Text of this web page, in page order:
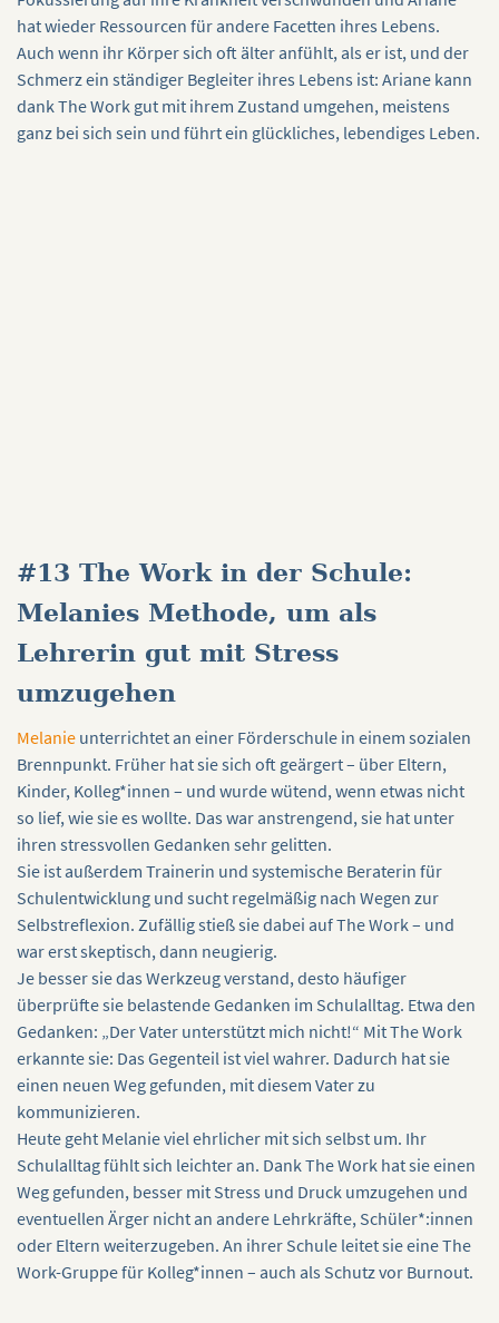
hat wieder Ressourcen für andere Facetten ihres Lebens.
Auch wenn ihr Körper sich oft älter anfühlt, als er ist, und der
Schmerz ein ständiger Begleiter ihres Lebens ist: Ariane kann
dank The Work gut mit ihrem Zustand umgehen, meistens
ganz bei sich sein und führt ein glückliches, lebendiges Leben.
#13 The Work in der Schule:
Melanies Methode, um als
Lehrerin gut mit Stress
umzugehen
Melanie unterrichtet an einer Förderschule in einem sozialen
Brennpunkt. Früher hat sie sich oft geärgert – über Eltern,
Kinder, Kolleg*innen – und wurde wütend, wenn etwas nicht
so lief, wie sie es wollte. Das war anstrengend, sie hat unter
ihren stressvollen Gedanken sehr gelitten.
Sie ist außerdem Trainerin und systemische Beraterin für
Schulentwicklung und sucht regelmäßig nach Wegen zur
Selbstreflexion. Zufällig stieß sie dabei auf The Work – und
war erst skeptisch, dann neugierig.
Je besser sie das Werkzeug verstand, desto häufiger
überprüfte sie belastende Gedanken im Schulalltag. Etwa den
Gedanken: „Der Vater unterstützt mich nicht!“ Mit The Work
erkannte sie: Das Gegenteil ist viel wahrer. Dadurch hat sie
einen neuen Weg gefunden, mit diesem Vater zu
kommunizieren.
Heute geht Melanie viel ehrlicher mit sich selbst um. Ihr
Schulalltag fühlt sich leichter an. Dank The Work hat sie einen
Weg gefunden, besser mit Stress und Druck umzugehen und
eventuellen Ärger nicht an andere Lehrkräfte, Schüler*:innen
oder Eltern weiterzugeben. An ihrer Schule leitet sie eine The
Work-Gruppe für Kolleg*innen – auch als Schutz vor Burnout.